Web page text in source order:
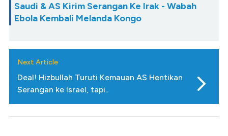
Saudi & AS Kirim Serangan Ke Irak - Wabah
Ebola Kembali Melanda Kongo
Next Article
Deal! Hizbullah Turuti Kemauan AS Hentikan
Serangan ke Israel, tapi..